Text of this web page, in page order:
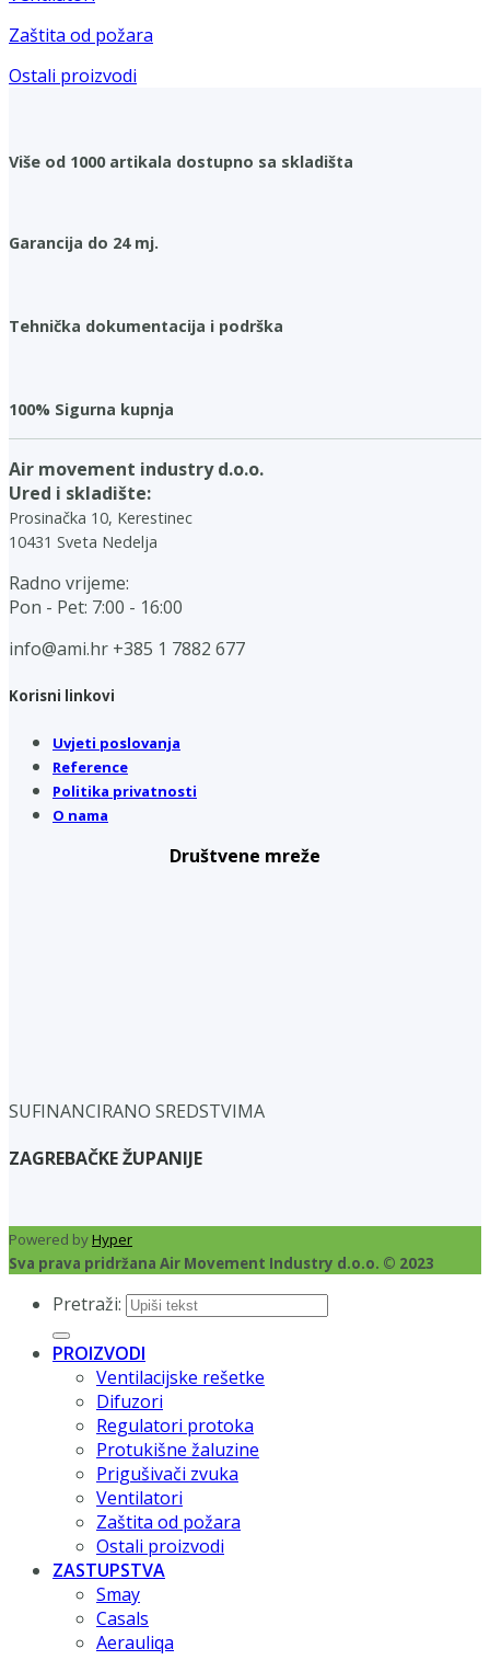
Zaštita od požara
Ostali proizvodi
Više od 1000 artikala dostupno sa skladišta
Garancija do 24 mj.
Tehnička dokumentacija i podrška
100% Sigurna kupnja
Air movement industry d.o.o.
Ured i skladište:
Prosinačka 10, Kerestinec
10431 Sveta Nedelja
Radno vrijeme:
Pon - Pet: 7:00 - 16:00
info@ami.hr +385 1 7882 677
Korisni linkovi
Uvjeti poslovanja
Reference
Politika privatnosti
O nama
Društvene mreže
SUFINANCIRANO SREDSTVIMA
ZAGREBAČKE ŽUPANIJE
Powered byHyper
Sva prava pridržana Air Movement Industry d.o.o. © 2023
Pretraži:
PROIZVODI
Ventilacijske rešetke
Difuzori
Regulatori protoka
Protukišne žaluzine
Prigušivači zvuka
Ventilatori
Zaštita od požara
Ostali proizvodi
ZASTUPSTVA
Smay
Casals
Aerauliqa